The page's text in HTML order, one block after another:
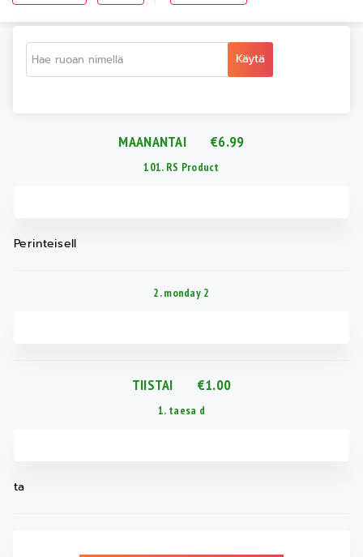
Käytä
MAANANTAI €6.99
101. RS Product
Perinteisell
2. monday 2
TIISTAI €1.00
1. taesa d
ta